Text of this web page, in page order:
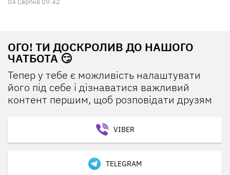
ОГО! ТИ ДОСКРОЛИВ ДО НАШОГО
ЧАТБОТА 😏
Тепер у тебе є можливість налаштувати
його під себе і дізнаватися важливий
контент першим, щоб розповідати друзям
VIBER
TELEGRAM